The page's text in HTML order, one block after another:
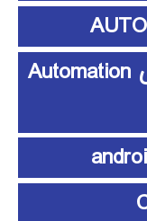
آموزش اتوماسیون صنعتی Automation